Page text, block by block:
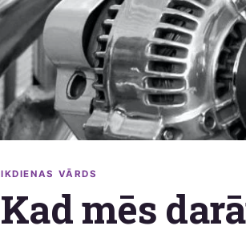
IKDIENAS VĀRDS
Kad mēs